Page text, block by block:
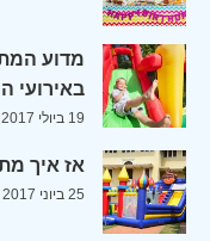
מדוע
באירועי
19 ביולי 2017
אז איך
25 ביוני 2017